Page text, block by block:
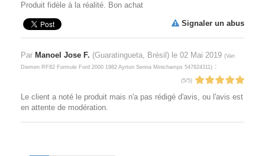
Produit fidèle à la réalité. Bon achat
Signaler un abus
Par Manoel Jose F. (Guaratingueta, Brésil) le 02 Mai 2019 (Van
Diemen RF82 Formule Ford 2000 1982 Ayrton Senna Minichamps 547824311) :
(5/5)
Le client a noté le produit mais n'a pas rédigé d'avis, ou l'avis est
en attente de modération.